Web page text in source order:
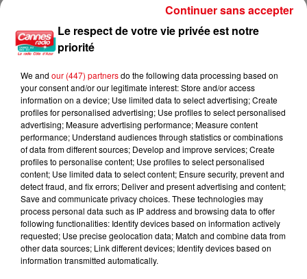
Nice : un salon de coiffure fermé après un contrôle
Le respect de votre vie privée est notre
priorité
We and our (447) partnersdo the following data processing based on
your consent and/or our legitimate interest: Store and/or access
information on a device; Use limited data to select advertising; Create
profiles for personalised advertising; Use profiles to select personalised
advertising; Measure advertising performance; Measure content
performance; Understand audiences through statistics or combinations
of data from different sources; Develop and improve services; Create
profiles to personalise content; Use profiles to select personalised
content; Use limited data to select content; Ensure security, prevent and
detect fraud, and fix errors; Deliver and present advertising and content;
Save and communicate privacy choices. These technologies may
process personal data such as IP address and browsing data to offer
following functionalities: Identify devices based on information actively
requested; Use precise geolocation data; Match and combine data from
other data sources; Link different devices; Identify devices based on
information transmitted automatically.
Continuer sans accepter